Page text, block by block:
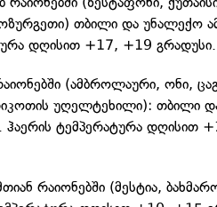
თბილი და უნალექო
დღისით +17, +19 გრადუსი.
(ამბროლაური, ონი,
უღელტეხილი): თბილი
ტემპერატურა დღისით
რაიონებში (მესტია,